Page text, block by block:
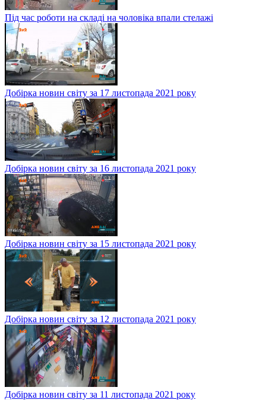
Під час роботи на складі на чоловіка впали стелажі
Добірка новин світу за 17 листопада 2021 року
Добірка новин світу за 16 листопада 2021 року
Добірка новин світу за 15 листопада 2021 року
Добірка новин світу за 12 листопада 2021 року
Добірка новин світу за 11 листопада 2021 року